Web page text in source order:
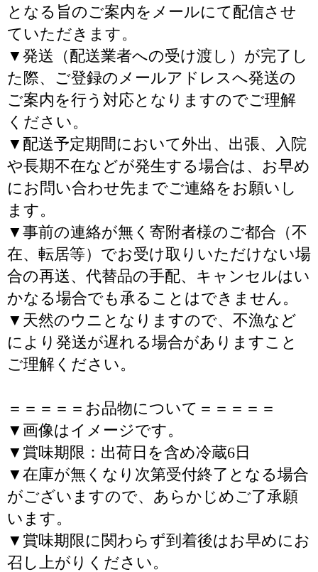
となる旨のご案内をメールにて配信させ
ていただきます。
▼発送（配送業者への受け渡し）が完了し
た際、ご登録のメールアドレスへ発送の
ご案内を行う対応となりますのでご理解
ください。
▼配送予定期間において外出、出張、入院
や長期不在などが発生する場合は、お早め
にお問い合わせ先までご連絡をお願いし
ます。
▼事前の連絡が無く寄附者様のご都合（不
在、転居等）でお受け取りいただけない場
合の再送、代替品の手配、キャンセルはい
かなる場合でも承ることはできません。
▼天然のウニとなりますので、不漁など
により発送が遅れる場合がありますこと
ご理解ください。
＝＝＝＝＝お品物について＝＝＝＝＝
▼画像はイメージです。
▼賞味期限：出荷日を含め冷蔵6日
▼在庫が無くなり次第受付終了となる場合
がございますので、あらかじめご了承願
います。
▼賞味期限に関わらず到着後はお早めにお
召し上がりください。